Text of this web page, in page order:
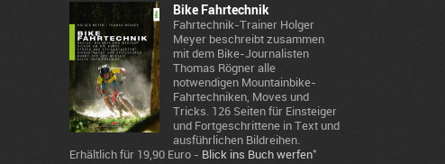
Bike Fahrtechnik
Fahrtechnik-Trainer Holger
Meyer beschreibt zusammen
mit dem Bike-Journalisten
Thomas Rögner alle
notwendigen Mountainbike-
Fahrtechniken, Moves und
Tricks. 126 Seiten für Einsteiger
und Fortgeschrittene in Text und
ausführlichen Bildreihen.
Erhältlich für 19,90 Euro - Blick ins Buch werfen*